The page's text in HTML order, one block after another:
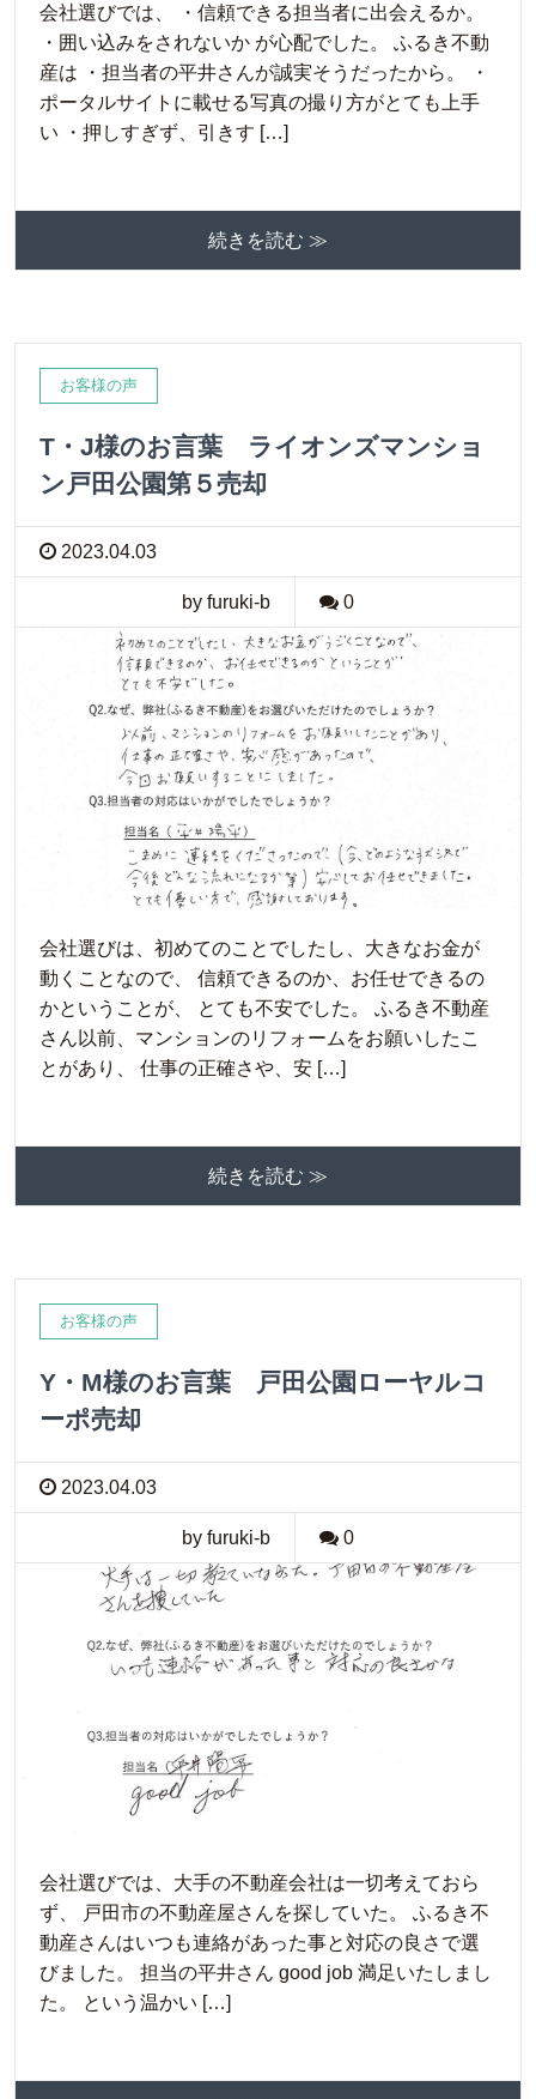
会社選びでは、 ・信頼できる担当者に出会えるか。
・囲い込みをされないか が心配でした。 ふるき不動
産は ・担当者の平井さんが誠実そうだったから。 ・
ポータルサイトに載せる写真の撮り方がとても上手
い ・押しすぎず、引きす […]
続きを読む ≫
お客様の声
T・J様のお言葉 ライオンズマンショ
ン戸田公園第５売却
2023.04.03
by furuki-b 0
会社選びは、初めてのことでしたし、大きなお金が
動くことなので、 信頼できるのか、お任せできるの
かということが、 とても不安でした。 ふるき不動産
さん以前、マンションのリフォームをお願いしたこ
とがあり、 仕事の正確さや、安 […]
続きを読む ≫
お客様の声
Y・M様のお言葉 戸田公園ローヤルコ
ーポ売却
2023.04.03
by furuki-b 0
会社選びでは、大手の不動産会社は一切考えておら
ず、 戸田市の不動産屋さんを探していた。 ふるき不
動産さんはいつも連絡があった事と対応の良さで選
びました。 担当の平井さん good job 満足いたしまし
た。 という温かい […]